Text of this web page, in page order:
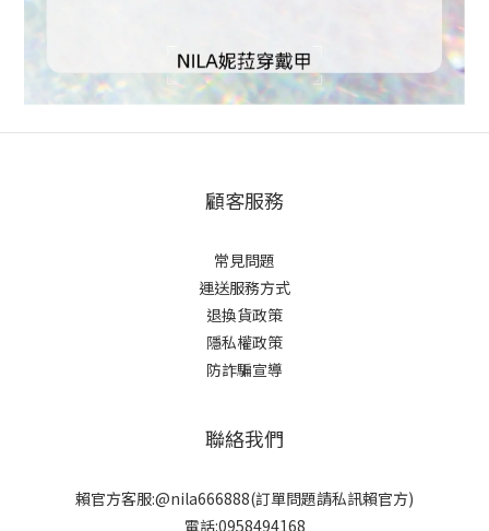
顧客服務
常見問題
運送服務方式
退換貨政策
隱私權政策
防詐騙宣導
聯絡我們
賴官方客服:@nila666888(訂單問題請私訊賴官方)
電話:0958494168